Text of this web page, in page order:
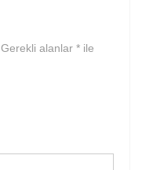
Gerekli alanlar * ile